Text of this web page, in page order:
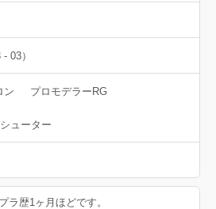
03）
ン プロモデラーRG
ューター
ラ歴1ヶ月ほどです。